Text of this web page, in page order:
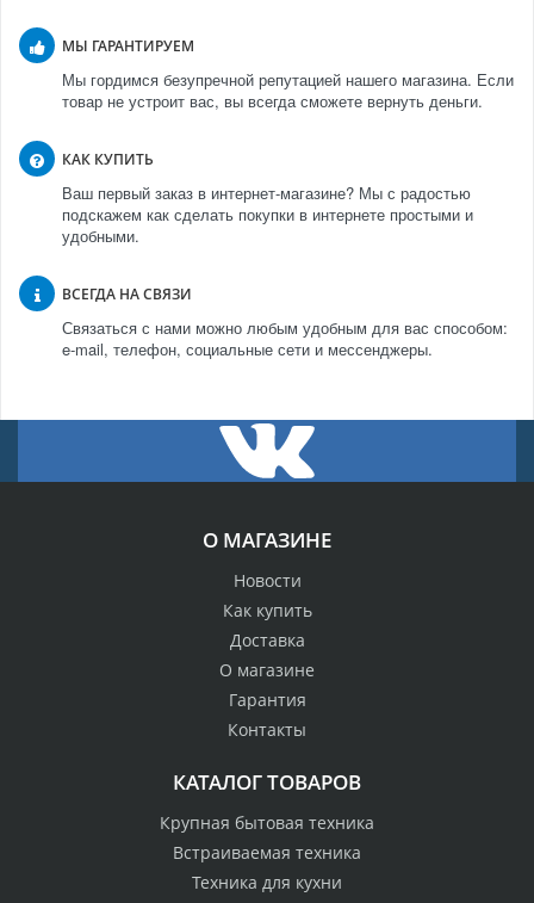
МЫ ГАРАНТИРУЕМ
Мы гордимся безупречной репутацией нашего магазина. Если
товар не устроит вас, вы всегда сможете вернуть деньги.
КАК КУПИТЬ
Ваш первый заказ в интернет-магазине? Мы с радостью
подскажем как сделать покупки в интернете простыми и
удобными.
ВСЕГДА НА СВЯЗИ
Связаться с нами можно любым удобным для вас способом:
e-mail, телефон, социальные сети и мессенджеры.
О МАГАЗИНЕ
Новости
Как купить
Доставка
О магазине
Гарантия
Контакты
КАТАЛОГ ТОВАРОВ
Крупная бытовая техника
Встраиваемая техника
Техника для кухни